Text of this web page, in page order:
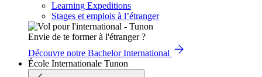
Learning Expeditions
Stages et emplois à l’étranger
Envie de te former à l'étranger ?
Découvre notre Bachelor International
École Internationale Tunon